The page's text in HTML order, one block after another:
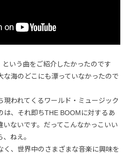
いう曲をご紹介したかったのです
な海のどこにも漂っていなかったので
現われてくるワールド・ミュージック
は、それ即ちTHE BOOMに対するあ
いないです。だってこんなかっこいい
ねえ。
く、世界中のさまざまな音楽に興味を